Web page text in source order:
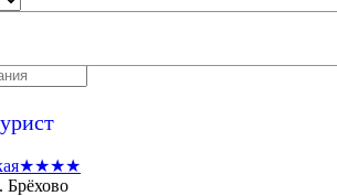
★★★★
Брёхово